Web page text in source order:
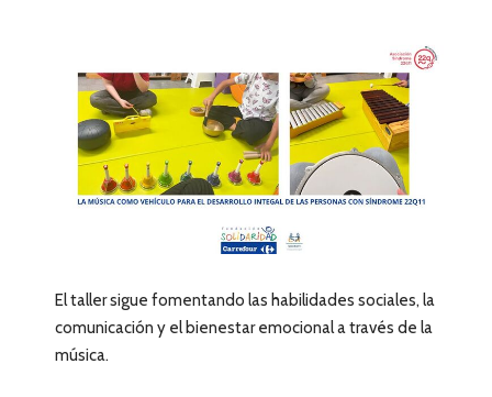
El taller sigue fomentando las habilidades sociales, la
comunicación y el bienestar emocional a través de la
música.